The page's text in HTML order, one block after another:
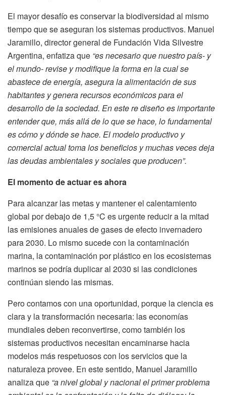
El mayor desafío es conservar la biodiversidad al mismo
tiempo que se aseguran los sistemas productivos. Manuel
Jaramillo, director general de Fundación Vida Silvestre
Argentina, enfatiza que “es necesario que nuestro país- y
el mundo- revise y modifique la forma en la cual se
abastece de energía, asegura la alimentación de sus
habitantes y genera recursos económicos para el
desarrollo de la sociedad. En este re diseño es importante
entender que, más allá de lo que se hace, lo fundamental
es cómo y dónde se hace. El modelo productivo y
comercial actual toma los beneficios y muchas veces deja
las deudas ambientales y sociales que producen”.
El momento de actuar es ahora
Para alcanzar las metas y mantener el calentamiento
global por debajo de 1,5 °C es urgente reducir a la mitad
las emisiones anuales de gases de efecto invernadero
para 2030. Lo mismo sucede con la contaminación
marina, la contaminación por plástico en los ecosistemas
marinos se podría duplicar al 2030 si las condiciones
continúan siendo las mismas.
Pero contamos con una oportunidad, porque la ciencia es
clara y la transformación necesaria: las economías
mundiales deben reconvertirse, como también los
sistemas productivos necesitan encaminarse hacia
modelos más respetuosos con los servicios que la
naturaleza provee. En este sentido, Manuel Jaramillo
analiza que “a nivel global y nacional el primer problema